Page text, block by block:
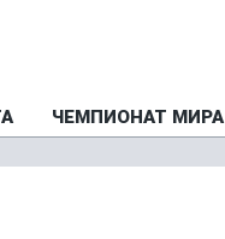
ЧЕМПИОНАТ МИРА